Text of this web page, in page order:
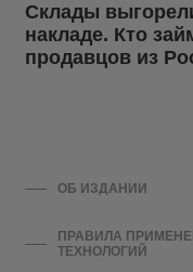
Склады
накладе. Кто
продавцов из
ОБ ИЗДАНИИ
ПРАВИЛА
ТЕХНОЛОГИЙ